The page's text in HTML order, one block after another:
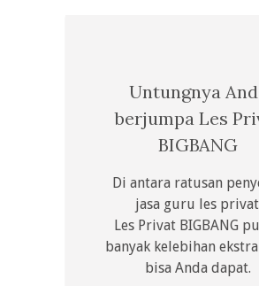
Untungnya
berjumpa Les
BIGBANG
Di antara ratusan
jasa guru les
Les Privat BIGBANG
banyak kelebihan
bisa Anda dapat.